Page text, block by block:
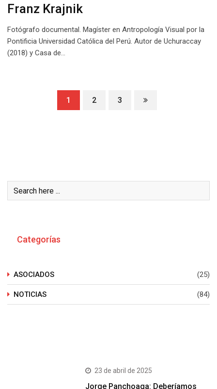
Franz Krajnik
Fotógrafo documental. Magíster en Antropología Visual por la
Pontificia Universidad Católica del Perú. Autor de Uchuraccay
(2018) y Casa de…
1 2 3
Categorías
ASOCIADOS (25)
NOTICIAS (84)
23 de abril de 2025
Jorge Panchoaga: Deberíamos